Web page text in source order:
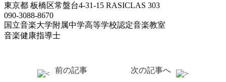
東京都 板橋区常盤台4-31-15 RASICLAS 303
090-3088-8670
国立音楽大学附属中学高等学校認定音楽教室
音楽健康指導士
前の記事 次の記事へ